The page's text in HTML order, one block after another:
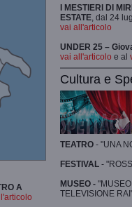
A
I MESTIERI DI
ESTATE , dal 24
vai all'articolo
UNDER 25 –
vai all'articolo e al
Cultura e
TEATRO - "UNA
FESTIVAL -
MUSEO -
TELEVISIONE